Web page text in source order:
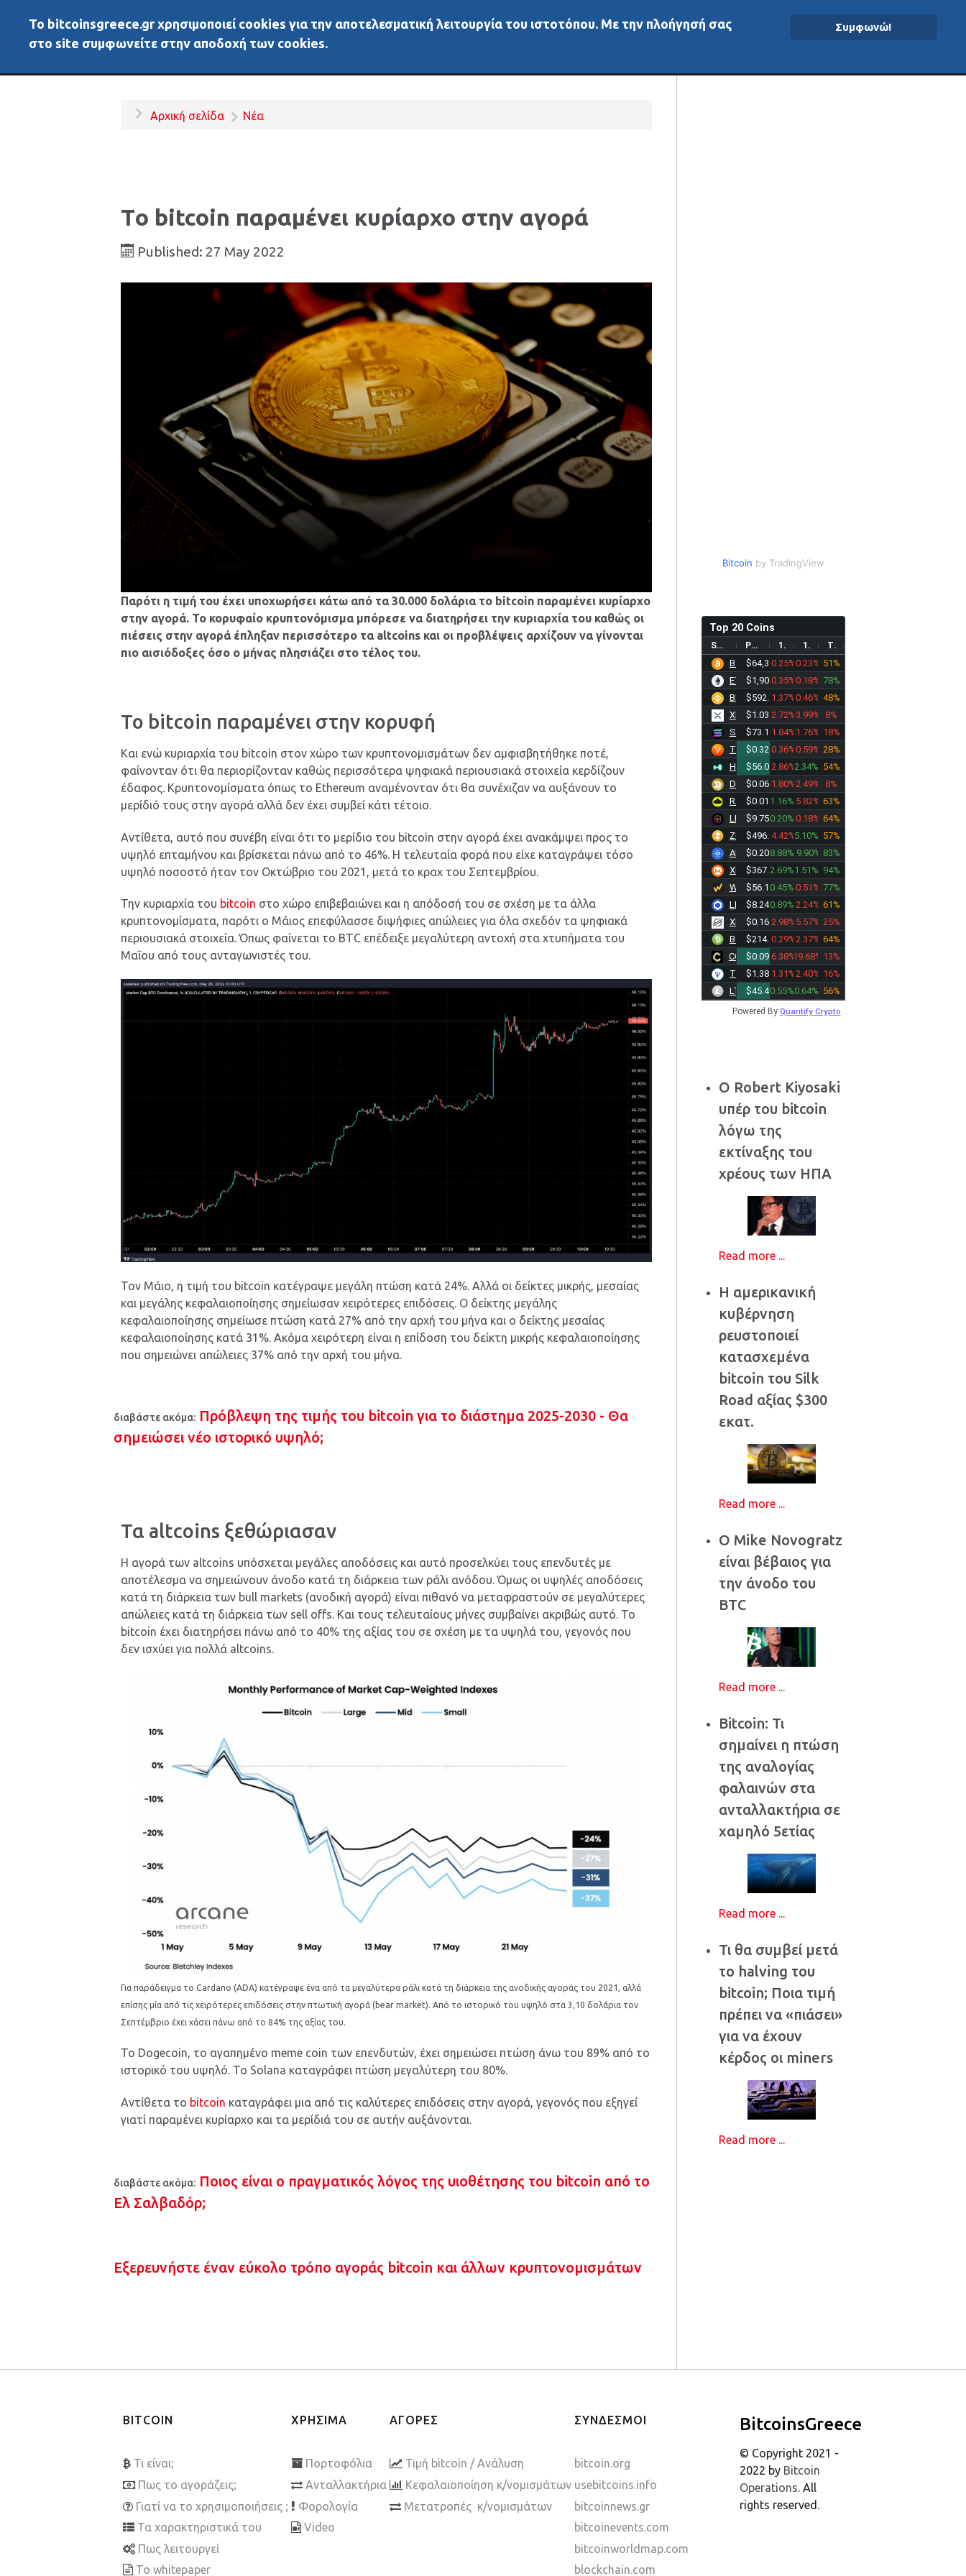
BitcoinsGreeceΑρχική
Αρχική σελίδα Νέα
Tο bitcoin παραμένει κυρίαρχο στην αγορά
Published: 27 May 2022
Παρότι η τιμή του έχει υποχωρήσει κάτω από τα 30.000 δολάρια το bitcoin παραμένει κυρίαρχο
στην αγορά. Το κορυφαίο κρυπτονόμισμα μπόρεσε να διατηρήσει την κυριαρχία του καθώς οι
πιέσεις στην αγορά έπληξαν περισσότερο τα altcoins και οι προβλέψεις αρχίζουν να γίνονται
πιο αισιόδοξες όσο ο μήνας πλησιάζει στο τέλος του.
Το bitcoin παραμένει στην κορυφή
Και ενώ κυριαρχία του bitcoin στον χώρο των κρυπτονομισμάτων δεν αμφισβητήθηκε ποτέ,
φαίνονταν ότι θα περιορίζονταν καθώς περισσότερα ψηφιακά περιουσιακά στοιχεία κερδίζουν
έδαφος. Κρυπτονομίσματα όπως το Ethereum αναμένονταν ότι θα συνέχιζαν να αυξάνουν το
μερίδιό τους στην αγορά αλλά δεν έχει συμβεί κάτι τέτοιο.
Αντίθετα, αυτό που συνέβη είναι ότι το μερίδιο του bitcoin στην αγορά έχει ανακάμψει προς το
υψηλό επταμήνου και βρίσκεται πάνω από το 46%. Η τελευταία φορά που είχε καταγράψει τόσο
υψηλό ποσοστό ήταν τον Οκτώβριο του 2021, μετά το κραχ του Σεπτεμβρίου.
Την κυριαρχία του bitcoin στο χώρο επιβεβαιώνει και η απόδοσή του σε σχέση με τα άλλα
κρυπτονομίσματα, παρότι ο Μάιος επεφύλασσε διψήφιες απώλειες για όλα σχεδόν τα ψηφιακά
περιουσιακά στοιχεία. Όπως φαίνεται το BTC επέδειξε μεγαλύτερη αντοχή στα χτυπήματα του
Μαΐου από τους ανταγωνιστές του.
Τον Μάιο, η τιμή του bitcoin κατέγραψε μεγάλη πτώση κατά 24%. Αλλά οι δείκτες μικρής, μεσαίας
και μεγάλης κεφαλαιοποίησης σημείωσαν χειρότερες επιδόσεις. Ο δείκτης μεγάλης
κεφαλαιοποίησης σημείωσε πτώση κατά 27% από την αρχή του μήνα και ο δείκτης μεσαίας
κεφαλαιοποίησης κατά 31%. Ακόμα χειρότερη είναι η επίδοση του δείκτη μικρής κεφαλαιοποίησης
που σημειώνει απώλειες 37% από την αρχή του μήνα.
διαβάστε ακόμα: Πρόβλεψη της τιμής του bitcoin για το διάστημα 2025-2030 - Θα
σημειώσει νέο ιστορικό υψηλό;
Τα altcoins ξεθώριασαν
Η αγορά των altcoins υπόσχεται μεγάλες αποδόσεις και αυτό προσελκύει τους επενδυτές με
αποτέλεσμα να σημειώνουν άνοδο κατά τη διάρκεια των ράλι ανόδου. Όμως οι υψηλές αποδόσεις
κατά τη διάρκεια των bull markets (ανοδική αγορά) είναι πιθανό να μεταφραστούν σε μεγαλύτερες
απώλειες κατά τη διάρκεια των sell offs. Και τους τελευταίους μήνες συμβαίνει ακριβώς αυτό. Το
bitcoin έχει διατηρήσει πάνω από το 40% της αξίας του σε σχέση με τα υψηλά του, γεγονός που
δεν ισχύει για πολλά altcoins.
Για παράδειγμα το Cardano (ADA) κατέγραψε ένα από τα μεγαλύτερα ράλι κατά τη διάρκεια της ανοδικής αγοράς του 2021, αλλά
επίσης μία από τις χειρότερες επιδόσεις στην πτωτική αγορά (bear market). Από το ιστορικό του υψηλό στα 3,10 δολάρια τον
Σεπτέμβριο έχει χάσει πάνω από το 84% της αξίας του.
Το Dogecoin, το αγαπημένο meme coin των επενδυτών, έχει σημειώσει πτώση άνω του 89% από το
ιστορικό του υψηλό. Το Solana καταγράφει πτώση μεγαλύτερη του 80%.
Αντίθετα το bitcoin καταγράφει μια από τις καλύτερες επιδόσεις στην αγορά, γεγονός που εξηγεί
γιατί παραμένει κυρίαρχο και τα μερίδιά του σε αυτήν αυξάνονται.
διαβάστε ακόμα: Ποιος είναι ο πραγματικός λόγος της υιοθέτησης του bitcoin από το
Ελ Σαλβαδόρ;
Εξερευνήστε έναν εύκολο τρόπο αγοράς bitcoin και άλλων κρυπτονομισμάτων
Bitcoin by TradingView
Top 20 Coins
SYMBOL PRICE 1D% 1W% TREND
BTC$64,395.65
-0.25%-0.23% 51%
ETH$1,905.51
-0.35%-0.18% 78%
BNB$592.05-1.37%-0.46% 48%
XRP $1.0394-2.72%-3.99%
8%
SOL$73.1205-1.84%-1.76% 18%
TRX$0.3276-0.36%-0.59% 28%
HYPE$56.0870
-2.86%2.34% 54%
DOGE$0.0690-1.80%-2.49%
8%
RAIN$0.01261.16%-5.82% 63%
LEO $9.75160.20%-0.18% 64%
ZEC $496.82-4.42%5.10% 57%
ADA$0.20628.88%19.90% 83%
XMR$367.252.69%1.51% 94%
WBT$56.1750
0.45%-0.51% 77%
LINK$8.24900.89%-2.24% 61%
XLM$0.1625-2.98%-5.57% 25%
BCH$214.11-0.29%-2.37% 64%
CC
$0.0964-6.38%-19.68% 13%
TONCOIN
$1.3857-1.31%-2.40% 16%
LTC $45.4700
0.55%0.64% 56%
Powered By Quantify Crypto
Ο Robert Kiyosaki
υπέρ του bitcoin
λόγω της
εκτίναξης του
χρέους των ΗΠΑ
Read more ...
Η αμερικανική
κυβέρνηση
ρευστοποιεί
κατασχεμένα
bitcoin του Silk
Road αξίας $300
εκατ.
Read more ...
Ο Mike Novogratz
είναι βέβαιος για
την άνοδο του
BTC
Read more ...
Bitcoin: Τι
σημαίνει η πτώση
της αναλογίας
φαλαινών στα
ανταλλακτήρια σε
χαμηλό 5ετίας
Read more ...
Τι θα συμβεί μετά
το halving του
bitcoin; Ποια τιμή
πρέπει να «πιάσει»
για να έχουν
κέρδος οι miners
Read more ...
BITCOIN
Τι είναι;
Πως το αγοράζεις;
Γιατί να το χρησιμοποιήσεις ;
Τα χαρακτηριστικά του
Πως λειτουργεί
To whitepaper
ΧΡΗΣΙΜΑ
Πορτοφόλια
Ανταλλακτήρια
Φορολογία
Video
ΑΓΟΡΕΣ
Τιμή bitcoin / Ανάλυση
Κεφαλαιοποίηση κ/νομισμάτων
Μετατροπές κ/νομισμάτων
ΣΥΝΔΕΣΜΟΙ
bitcoin.org
usebitcoins.info
bitcoinnews.gr
bitcoinevents.com
bitcoinworldmap.com
blockchain.com
BitcoinsGreece
© Copyright 2021 -
2022 by Bitcoin
Operations. All
rights reserved.
To bitcoinsgreece.gr χρησιμοποιεί cookies για την αποτελεσματική λειτουργία του ιστοτόπου. Με την πλοήγησή σας
στο site συμφωνείτε στην αποδοχή των cookies.
Συμφωνώ!